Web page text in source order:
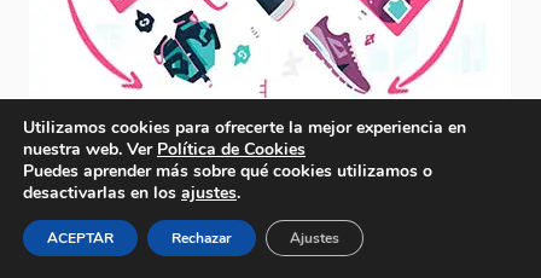
Utilizamos cookies para ofrecerte la mejor experiencia en
nuestra web. Ver Política de Cookies
Puedes aprender más sobre qué cookies utilizamos o
desactivarlas en los ajustes.
ACEPTAR Rechazar Ajustes